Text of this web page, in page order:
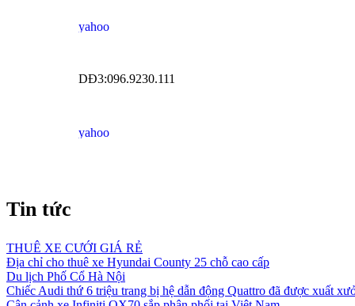
DĐ3:096.9230.111
Tin tức
THUÊ XE CƯỚI GIÁ RẺ
Địa chỉ cho thuê xe Hyundai County 25 chỗ cao cấp
Du lịch Phố Cổ Hà Nội
Chiếc Audi thứ 6 triệu trang bị hệ dẫn động Quattro đã được xuất